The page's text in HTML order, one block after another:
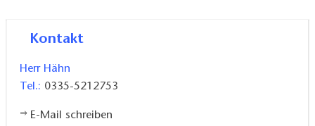
Kontakt
Herr Hähn
Tel.: 0335-5212753
E-Mail schreiben